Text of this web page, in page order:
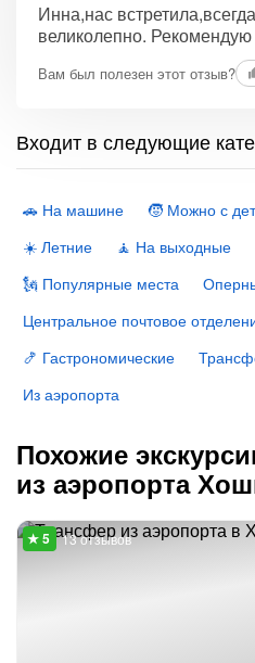
Инна,нас
великолепно. Рекомендую
Вам был полезен этот отзыв?
Входит в следующие
🚗 На машине 🧒 Можно с
☀️ Летние
🧘 На выходные
🗽 Популярные места
Центральное почтовое
🍤 Гастрономические
Из аэропорта
Похожие
из аэропорта
13 отзывов